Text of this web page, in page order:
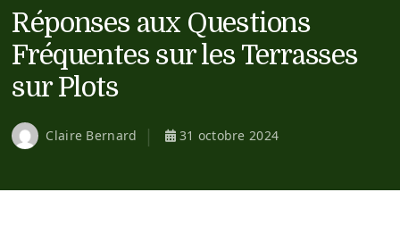
Réponses aux Questions
Fréquentes sur les Terrasses
sur Plots
Claire Bernard 31 octobre 2024